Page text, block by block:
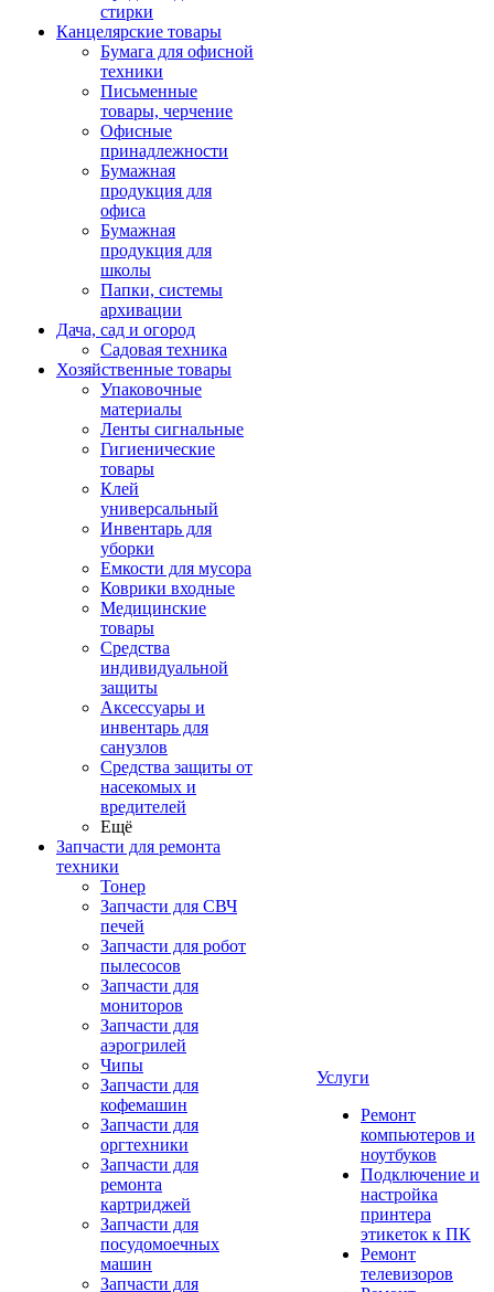
стирки
Канцелярские товары
Бумага для офисной
техники
Письменные
товары, черчение
Офисные
принадлежности
Бумажная
продукция для
офиса
Бумажная
продукция для
школы
Папки, системы
архивации
Дача, сад и огород
Садовая техника
Хозяйственные товары
Упаковочные
материалы
Ленты сигнальные
Гигиенические
товары
Клей
универсальный
Инвентарь для
уборки
Емкости для мусора
Коврики входные
Медицинские
товары
Средства
индивидуальной
защиты
Аксессуары и
инвентарь для
санузлов
Средства защиты от
насекомых и
вредителей
Ещё
Запчасти для ремонта
техники
Тонер
Запчасти для СВЧ
печей
Запчасти для робот
пылесосов
Запчасти для
мониторов
Запчасти для
аэрогрилей
Чипы
Запчасти для
кофемашин
Запчасти для
оргтехники
Запчасти для
ремонта
картриджей
Запчасти для
посудомоечных
машин
Запчасти для
Услуги
Ремонт
компьютеров и
ноутбуков
Подключение и
настройка
принтера
этикеток к ПК
Ремонт
телевизоров